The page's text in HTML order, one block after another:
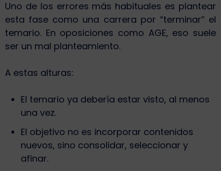
Uno de los errores más habituales es plantear
esta fase como una carrera por “terminar” el
temario. En oposiciones como AGE, eso suele
ser un mal planteamiento.
A estas alturas:
El temario ya debería estar visto, al menos
una vez.
El objetivo no es incorporar contenidos
nuevos, sino consolidar, seleccionar y
afinar.